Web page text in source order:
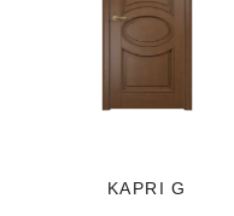
KAPRI G